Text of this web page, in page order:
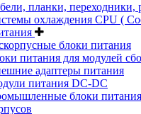
планки, переходники,
охлаждения CPU (
блоки питания
питания для модулей
адаптеры питания
питания DC-DC
блоки